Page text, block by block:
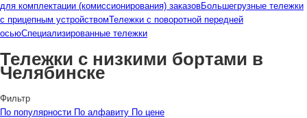
для комплектации (комиссионирования) заказовБольшегрузные тележки
с прицепным устройствомТележки с поворотной передней
осьюСпециализированные тележки
Тележки с низкими бортами в
Челябинске
Фильтр
По популярности По алфавиту По цене